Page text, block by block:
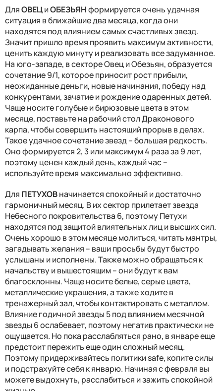
ДляОВЕЦиОБЕЗЬЯНформируется очень удачная
ситуация в ближайшие два месяца, когда они
находятся под влиянием самых счастливых звезд.
Значит пришло время проявить максимум активности,
ценить каждую минуту и реализовать все задуманное.
На юго-западе, в секторе Овец и Обезьян, образуется
сочетание 9/1, которое приносит рост прибыли,
неожиданные деньги, новые начинания, победу над
конкурентами, зачатие и рождение одаренных детей.
Чаще носите голубые и бирюзовые цвета в этом
месяце, поставьте на рабочий стол Драконового
карпа, чтобы совершить настоящий прорыв в делах.
Такое удачное сочетание звезд – большая редкость.
Оно формируется 2, 3 или максимум 4 раза за 9 лет,
поэтому ценен каждый день, каждый час –
используйте время максимально эффективно.
Для ПЕТУХОВначинается спокойный и достаточно
гармоничный месяц. В их сектор прилетает звезда
Небесного покровительства 6, поэтому Петухи
находятся под защитой влиятельных лиц и высших сил.
Очень хорошо в этом месяце молиться, читать мантры,
загадывать желания – ваши просьбы будут быстро
услышаны и исполнены. Также можно обращаться к
начальству и вышестоящим – они будут к вам
благосклонны. Чаще носите белые, серые цвета,
металлические украшения, а также ходите в
тренажерный зал, чтобы контактировать с металлом.
Влияние годичной звезды 5 под влиянием месячной
звезды 6 ослабевает, поэтому негатив практически не
ощущается. Но пока расслабляться рано, в январе еще
предстоит пережить еще один сложный месяц.
Поэтому придерживайтесь политики safe, копите силы
и подстрахуйте себя к январю. Начиная с февраля вы
можете выдохнуть, расслабиться и зажить спокойной